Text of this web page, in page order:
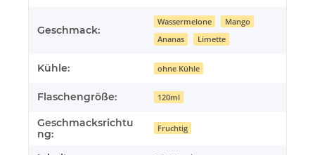
Geschmack:
Wassermelone
Mango
Ananas
Limette
Kühle: ohne Kühle
Flaschengröße: 120ml
Geschmacksrichtu
ng:
Fruchtig